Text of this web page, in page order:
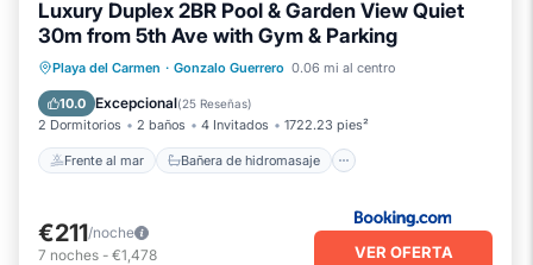
Luxury Duplex 2BR Pool & Garden View Quiet
30m from 5th Ave with Gym & Parking
Playa del Carmen · Gonzalo Guerrero 0.06 mi al centro
10.0 Excepcional(25 Reseñas)
2 Dormitorios 2 baños 4 Invitados 1722.23 pies²
Frente al mar Bañera de hidromasaje
Frente al mar
Bañera de hidromasaje
Chimenea/Calefacción
€211/noche
7 noches - €1,478 VER OFERTA